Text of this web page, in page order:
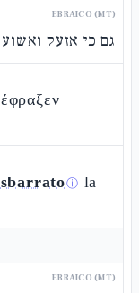
EBRAICO (MT)
גם כי אזעק
sbarratoⓘ la
EBRAICO (MT)